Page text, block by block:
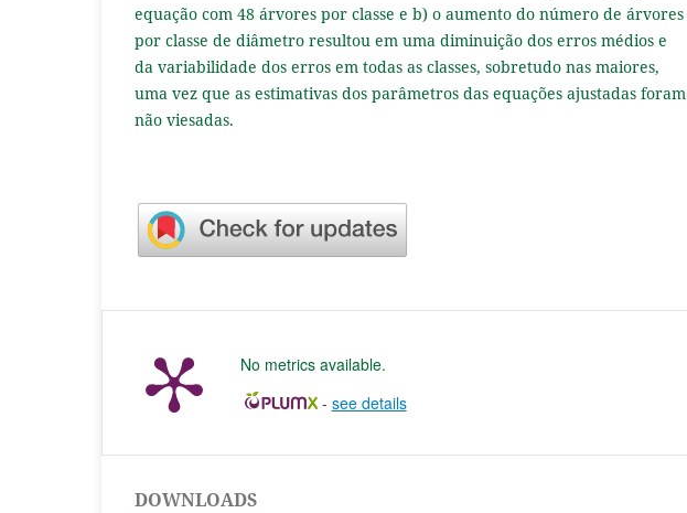
equação com 48 árvores por classe e b) o aumento do número de árvores
por classe de diâmetro resultou em uma diminuição dos erros médios e
da variabilidade dos erros em todas as classes, sobretudo nas maiores,
uma vez que as estimativas dos parâmetros das equações ajustadas foram
não viesadas.
No metrics available.
- see details
DOWNLOADS